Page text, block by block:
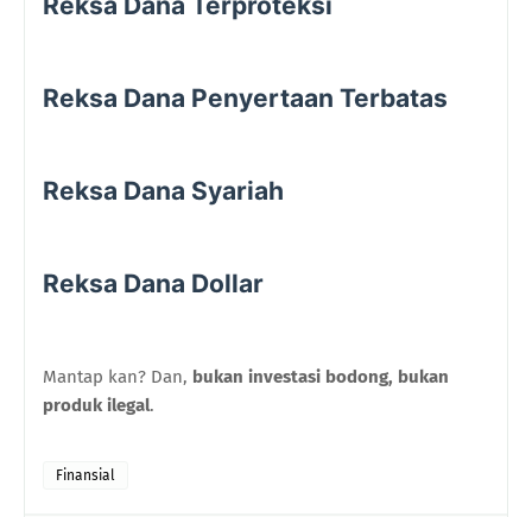
Reksa Dana Penyertaan Terbatas
Reksa Dana Syariah
Reksa Dana Dollar
Mantap kan? Dan, bukan investasi bodong, bukan
produk ilegal.
Finansial